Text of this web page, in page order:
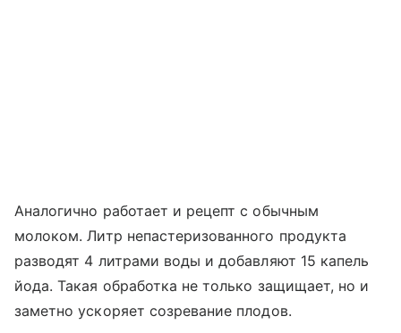
Аналогично работает и рецепт с обычным
молоком. Литр непастеризованного продукта
разводят 4 литрами воды и добавляют 15 капель
йода. Такая обработка не только защищает, но и
заметно ускоряет созревание плодов.